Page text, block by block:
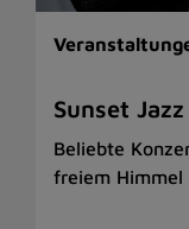
Sunset
Beliebte
freiem Himmel